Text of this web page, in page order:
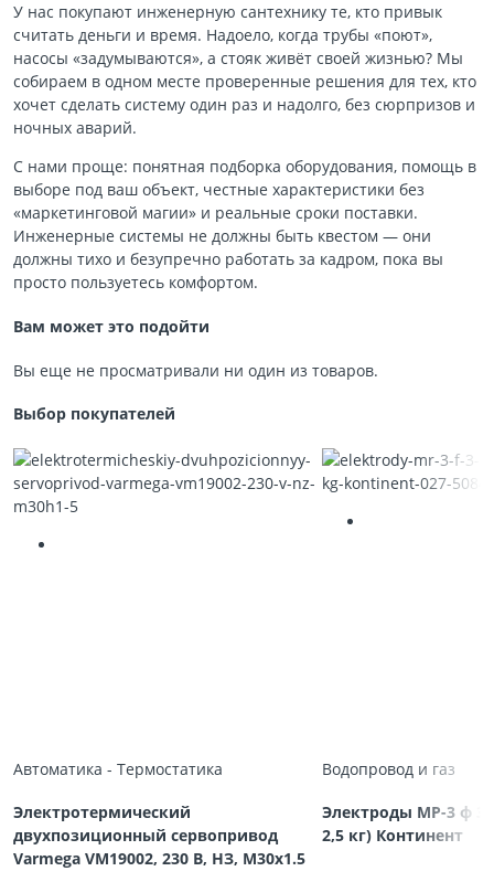
У нас покупают инженерную сантехнику те, кто привык
считать деньги и время. Надоело, когда трубы «поют»,
насосы «задумываются», а стояк живёт своей жизнью? Мы
собираем в одном месте проверенные решения для тех, кто
хочет сделать систему один раз и надолго, без сюрпризов и
ночных аварий.
С нами проще: понятная подборка оборудования, помощь в
выборе под ваш объект, честные характеристики без
«маркетинговой магии» и реальные сроки поставки.
Инженерные системы не должны быть квестом — они
должны тихо и безупречно работать за кадром, пока вы
просто пользуетесь комфортом.
Вам может это подойти
Вы еще не просматривали ни один из товаров.
Выбор покупателей
Автоматика - Термостатика
Электротермический
двухпозиционный сервопривод
Varmega VM19002, 230 В, НЗ, M30х1.5
Водопровод и газ
Электроды МР-3 ф
2,5 кг) Континент